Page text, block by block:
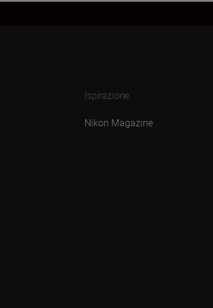
Ispirazione
Nikon Magazine